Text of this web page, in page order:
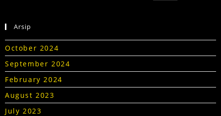
Arsip
October 2024
September 2024
February 2024
August 2023
July 2023